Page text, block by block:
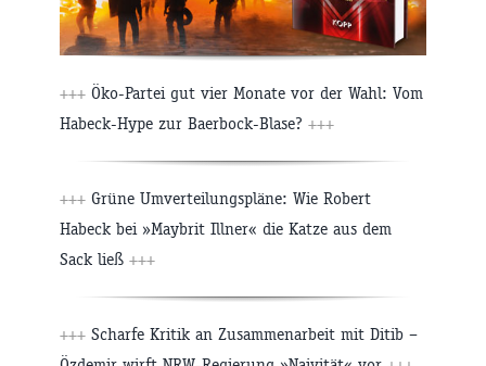
+++ Öko-Partei gut vier Monate vor der Wahl: Vom
Habeck-Hype zur Baerbock-Blase? +++
+++ Grüne Umverteilungspläne: Wie Robert
Habeck bei »Maybrit Illner« die Katze aus dem
Sack ließ +++
+++ Scharfe Kritik an Zusammenarbeit mit Ditib –